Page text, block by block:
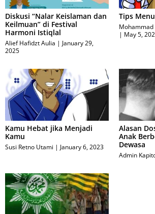
Diskusi “Nalar Keislaman dan
Keilmuan” di Festival
Harmoni Istiqlal
Alief Hafidzt Aulia
January 29,
2025
Tips
Mohammad
May 5,
Kamu Hebat jika Menjadi
Kamu
Susi Retno Utami January 6, 2023
​Alasan
Anak
Dewasa
Admin